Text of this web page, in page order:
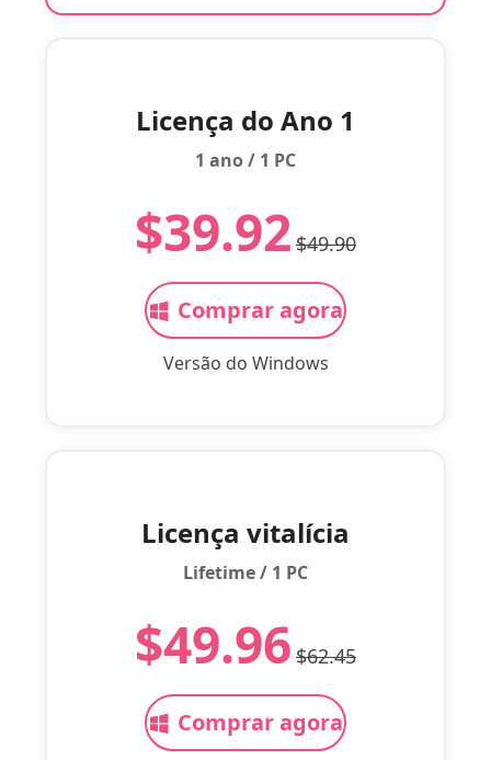
Licença do Ano 1
1 ano / 1 PC
$39.92 $49.90
Comprar agora
Versão do Windows
Licença vitalícia
Lifetime / 1 PC
$49.96 $62.45
Comprar agora